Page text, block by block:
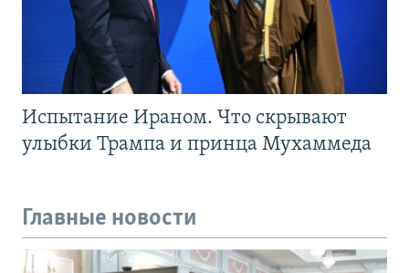
Испытание Ираном. Что скрывают
улыбки Трампа и принца Мухаммеда
Главные новости